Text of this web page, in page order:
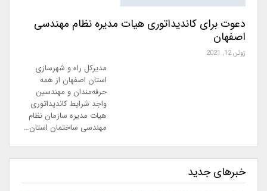
دعوت برای کاندیداتوری هیات مدیره نظام مهندسی
اصفهان
ژوئن 12, 2021
مدیرکل راه و شهرسازی
استان اصفهان از همه
حرفه‌مندان و مهندسین
واجد شرایط کاندیداتوری
هیات مدیره سازمان نظام
مهندسی ساختمان استان…
خبرهای جدید